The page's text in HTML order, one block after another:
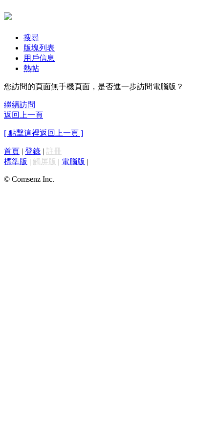
搜尋
版塊列表
用戶信息
熱帖
您訪問的頁面無手機頁面，是否進一步訪問電腦版？
繼續訪問
返回上一頁
[ 點擊這裡返回上一頁 ]
首頁 | 登錄 | 註冊
標準版 | 觸屏版 | 電腦版 |
© Comsenz Inc.